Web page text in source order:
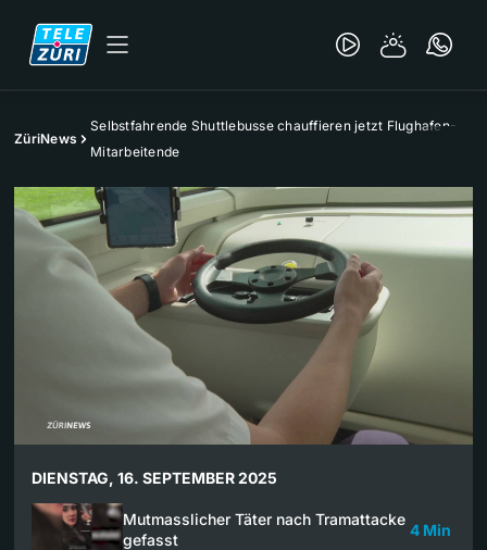
ZüriNews
Selbstfahrende Shuttlebusse chauffieren jetzt Flughafen-
Mitarbeitende
DIENSTAG, 16. SEPTEMBER 2025
Mutmasslicher Täter nach Tramattacke
gefasst
4 Min